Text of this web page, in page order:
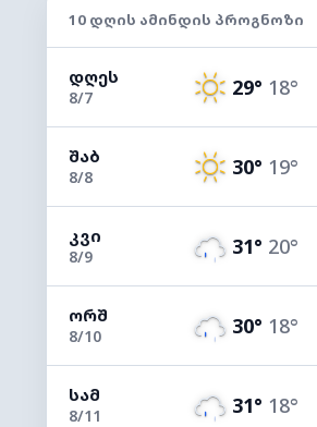
10 ᲓᲦᲘᲡ ᲐᲛᲘᲜᲓᲘᲡ ᲞᲠᲝᲒᲜᲝᲖᲘ
ᲓᲦᲔᲡ
8/7 29° 18°
ᲨᲐᲑ
8/8 30° 19°
ᲙᲕᲘ
8/9 31° 20°
ᲝᲠᲨ
8/10 30° 18°
ᲡᲐᲛ
8/11 31° 18°